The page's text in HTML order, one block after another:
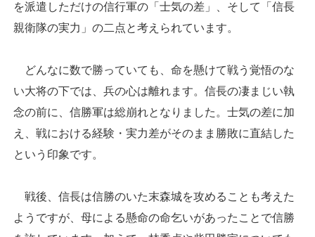
を派遣しただけの信行軍の「士気の差」、そして「信長
親衛隊の実力」の二点と考えられています。
どんなに数で勝っていても、命を懸けて戦う覚悟のな
い大将の下では、兵の心は離れます。信長の凄まじい執
念の前に、信勝軍は総崩れとなりました。士気の差に加
え、戦における経験・実力差がそのまま勝敗に直結した
という印象です。
戦後、信長は信勝のいた末森城を攻めることも考えた
ようですが、母による懸命の命乞いがあったことで信勝